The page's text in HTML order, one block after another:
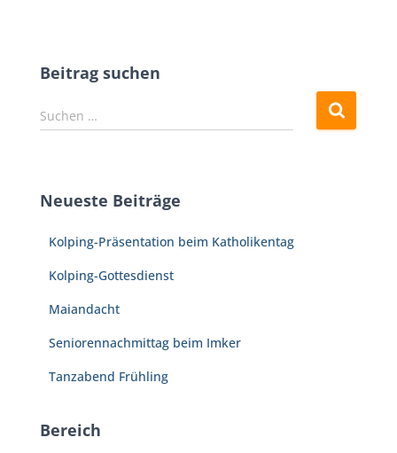
Beitrag suchen
S
u
n
Suchen …
Neueste Beiträge
Kolping-Präsentation beim Katholikentag
Kolping-Gottesdienst
Maiandacht
Seniorennachmittag beim Imker
Tanzabend Frühling
Bereich